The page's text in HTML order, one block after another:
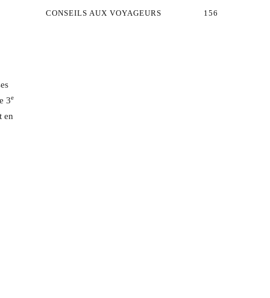
3e
en
CONSEILS AUX VOYAGEURS
156